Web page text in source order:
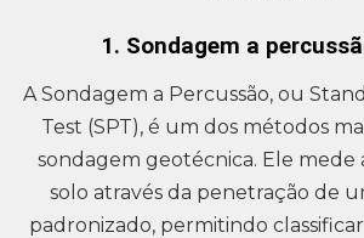
1. Sondagem a
A Sondagem a Percussão, ou
Test (SPT), é um dos métodos
sondagem geotécnica. Ele mede
solo através da penetração de
padronizado, permitindo